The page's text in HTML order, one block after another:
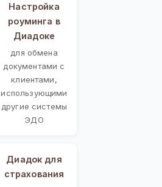
Настройка
роуминга в
Диадоке
для обмена
документами с
клиентами,
использующими
другие системы
ЭДО
Диадок для
страхования